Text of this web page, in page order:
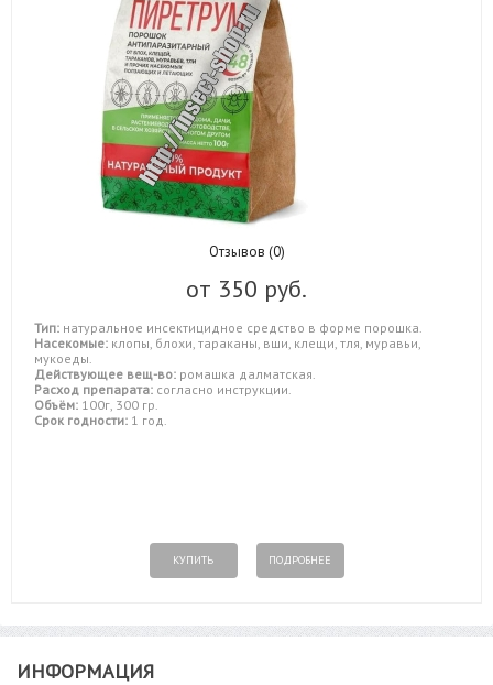
Отзывов (0)
от 350 руб.
Тип: натуральное инсектицидное средство в форме порошка.
Насекомые: клопы, блохи, тараканы, вши, клещи, тля, муравьи,
мукоеды.
Действующее вещ-во: ромашка далматская.
Расход препарата: согласно инструкции.
Объём: 100г, 300 гр.
Срок годности: 1 год.
КУПИТЬ ПОДРОБНЕЕ
ИНФОРМАЦИЯ